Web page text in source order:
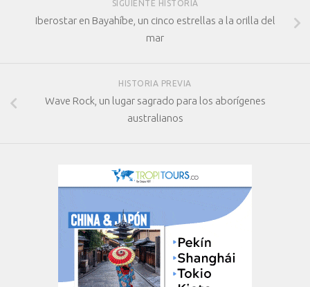
SIGUIENTE HISTORIA
Iberostar en Bayahíbe, un cinco estrellas a la orilla del
mar
HISTORIA PREVIA
Wave Rock, un lugar sagrado para los aborígenes
australianos